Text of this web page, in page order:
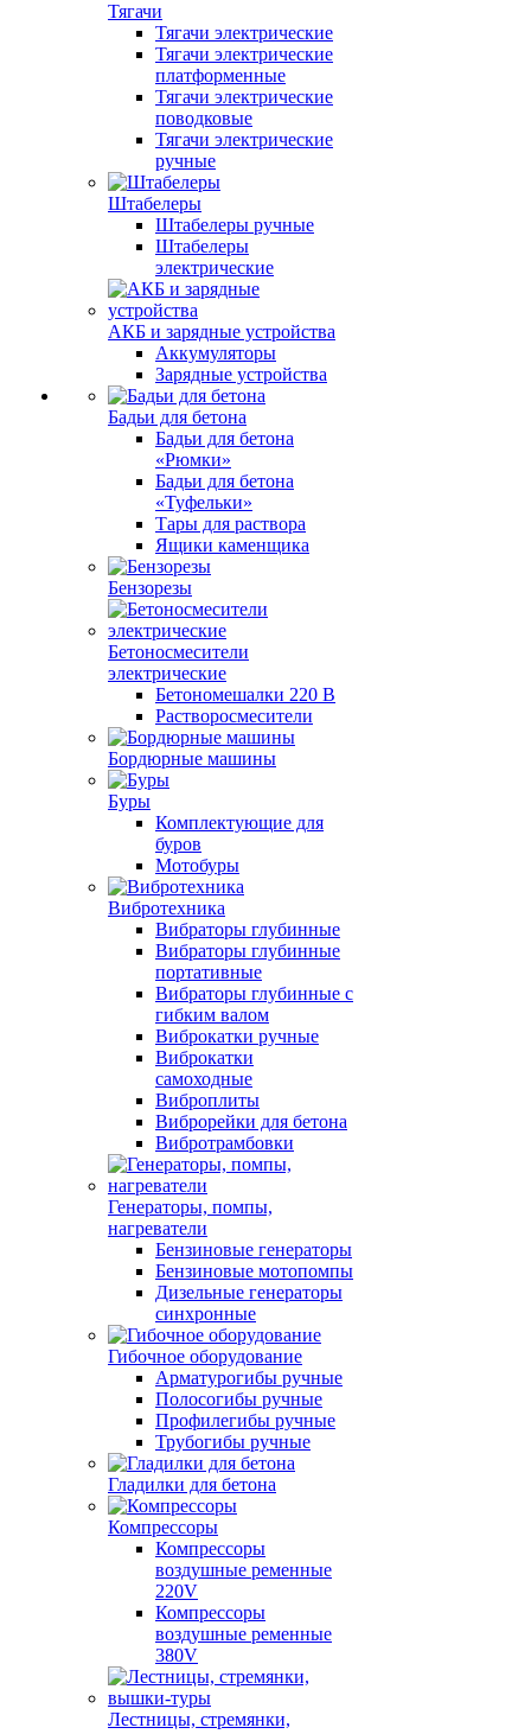
Тягачи
Тягачи электрические
Тягачи электрические
платформенные
Тягачи электрические
поводковые
Тягачи электрические
ручные
Штабелеры
Штабелеры ручные
Штабелеры
электрические
АКБ и зарядные устройства
Аккумуляторы
Зарядные устройства
Бадьи для бетона
Бадьи для бетона
«Рюмки»
Бадьи для бетона
«Туфельки»
Тары для раствора
Ящики каменщика
Бензорезы
Бетоносмесители
электрические
Бетономешалки 220 В
Растворосмесители
Бордюрные машины
Буры
Комплектующие для
буров
Мотобуры
Вибротехника
Вибраторы глубинные
Вибраторы глубинные
портативные
Вибраторы глубинные с
гибким валом
Виброкатки ручные
Виброкатки
самоходные
Виброплиты
Виброрейки для бетона
Вибротрамбовки
Генераторы, помпы,
нагреватели
Бензиновые генераторы
Бензиновые мотопомпы
Дизельные генераторы
синхронные
Гибочное оборудование
Арматурогибы ручные
Полосогибы ручные
Профилегибы ручные
Трубогибы ручные
Гладилки для бетона
Компрессоры
Компрессоры
воздушные ременные
220V
Компрессоры
воздушные ременные
380V
Лестницы, стремянки,